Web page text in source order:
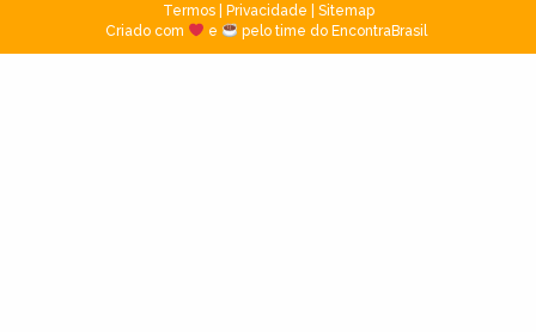
Termos| Privacidade
Sitemap
Criado com
e pelo time do EncontraBrasil